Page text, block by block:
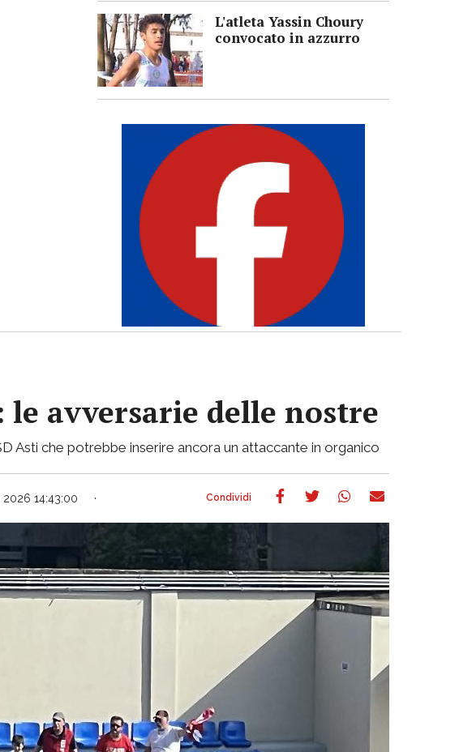
L'atleta Yassin Choury
convocato in azzurro
le avversarie delle nostre
Asti che potrebbe inserire ancora un attaccante in organico
14:43:00